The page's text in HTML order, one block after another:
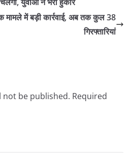
मामले में बड़ी कार्रवाई, अब तक कुल 38
गिरफ्तारियां
not be published. Required